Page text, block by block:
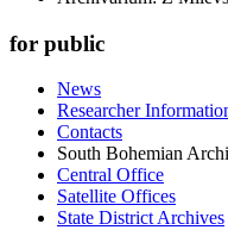
for public
News
Researcher
Contacts
South Bohemian
Central Office
Satellite Offices
State District Archives